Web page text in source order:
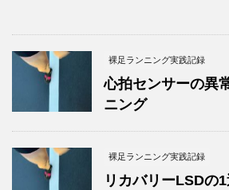
裸足ランニング実践記録
心拍センサーの異
ニング
裸足ランニング実践記録
リカバリーLSDの1